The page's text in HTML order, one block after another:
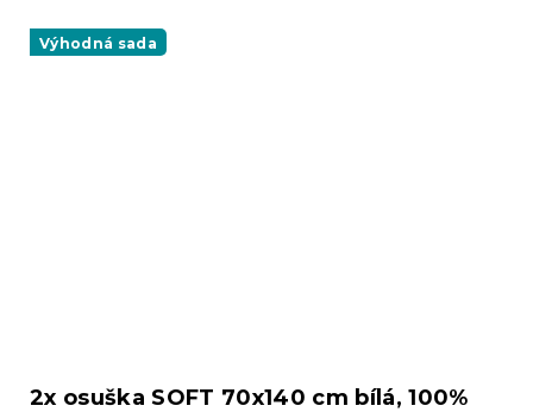
Výhodná sada
2x osuška SOFT 70x140 cm bílá, 100%